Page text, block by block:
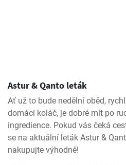
Astur & Qanto leták
Ať už to bude nedělní oběd,
domácí koláč, je dobré mít po
ingredience. Pokud vás čeká
se na aktuální leták Astur &
nakupujte výhodně!